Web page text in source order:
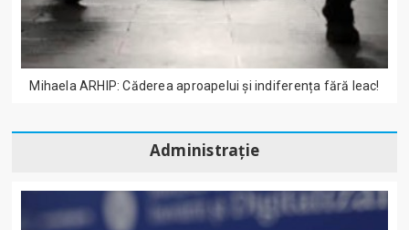
Mihaela ARHIP: Căderea aproapelui și indiferența fără leac!
Administrație